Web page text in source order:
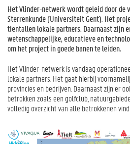
Het Vlinder-netwerk wordt geleid door de
Sterrenkunde (Universiteit Gent). Het
tientallen lokale partners. Daarnaast zijn
wetenschappelijke, educatieve en
om het project in goede banen te leiden.
Het Vlinder-netwerk is vandaag
lokale partners. Het gaat hierbij
provincies en bedrijven. Daarnaast zijn er
betrokken zoals een golfclub,
volledig overzicht van alle betrokkenen